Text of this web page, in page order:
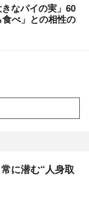
なパイの実」60
べ」との相性の
に潜む“人身取